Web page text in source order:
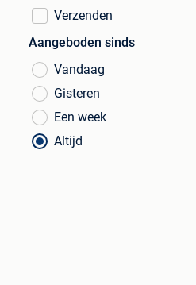
Verzenden
Aangeboden sinds
Vandaag
Gisteren
Een week
Altijd